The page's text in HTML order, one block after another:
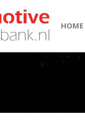
HOME